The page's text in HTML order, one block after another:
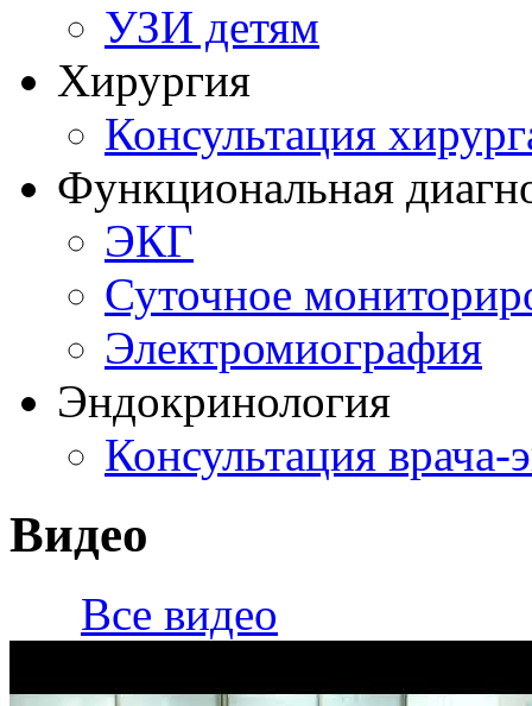
УЗИ детям
Хирургия
Консультация
Функциональная
ЭКГ
Суточное
Электромиография
Эндокринология
Консультация врача-
Видео
Все видео